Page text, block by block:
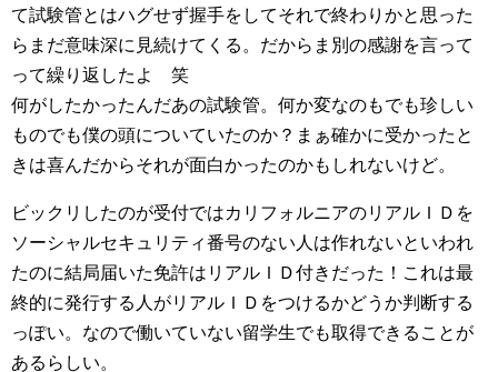
て試験管とはハグせず握手をしてそれで終わりかと思った
らまだ意味深に見続けてくる。だからま別の感謝を言って
って繰り返したよ 笑
何がしたかったんだあの試験管。何か変なのもでも珍しい
ものでも僕の頭についていたのか？まぁ確かに受かったと
きは喜んだからそれが面白かったのかもしれないけど。
ビックリしたのが受付ではカリフォルニアのリアルＩＤを
ソーシャルセキュリティ番号のない人は作れないといわれ
たのに結局届いた免許はリアルＩＤ付きだった！これは最
終的に発行する人がリアルＩＤをつけるかどうか判断する
っぽい。なので働いていない留学生でも取得できることが
あるらしい。